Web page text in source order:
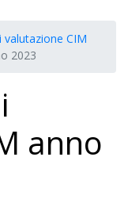
valutazione CIM
2023
anno